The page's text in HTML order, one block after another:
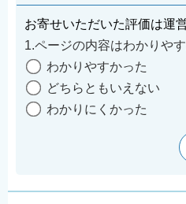
お寄せいただいた評価は運
1.ページの内容はわかりや
わかりやすかった
どちらともいえない
わかりにくかった